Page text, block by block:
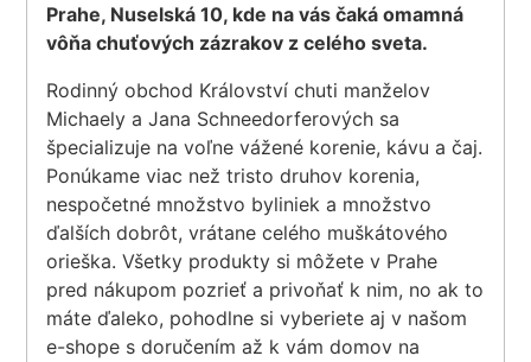
Prahe, Nuselská 10, kde na vás čaká omamná
vôňa chuťových zázrakov z celého sveta.
Rodinný obchod Království chuti manželov
Michaely a Jana Schneedorferových sa
špecializuje na voľne vážené korenie, kávu a čaj.
Ponúkame viac než tristo druhov korenia,
nespočetné množstvo byliniek a množstvo
ďalších dobrôt, vrátane celého muškátového
orieška. Všetky produkty si môžete v Prahe
pred nákupom pozrieť a privoňať k nim, no ak to
máte ďaleko, pohodlne si vyberiete aj v našom
e-shope s doručením až k vám domov na